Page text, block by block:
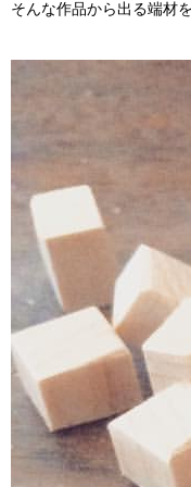
そんな作品から出る端